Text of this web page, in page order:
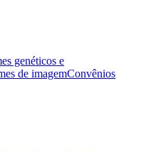
genéticos e
de imagemConvênios